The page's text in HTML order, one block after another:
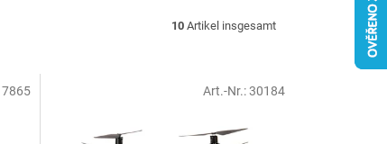
10 Artikel insgesamt
7865 Art.-Nr.:30184